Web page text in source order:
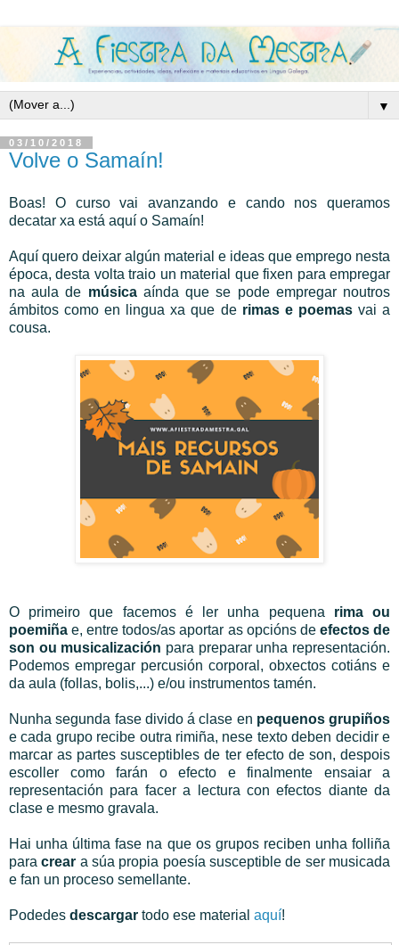
▼
03/10/2018
Volve o Samaín!
Boas! O curso vai avanzando e cando nos queramos
decatar xa está aquí o Samaín!
Aquí quero deixar algún material e ideas que emprego nesta
época, desta volta traio un material que fixen para empregar
na aula de músicaaínda que se pode empregar noutros
ámbitos como en lingua xa que derimas e poemasvai a
cousa.
O primeiro que facemos é ler unha pequena rima ou
poemiña e, entre todos/as aportar as opcións de efectos de
son ou musicalización para preparar unha representación.
Podemos empregar percusión corporal, obxectos cotiáns e
da aula (follas, bolis,...) e/ou instrumentos tamén.
Nunha segunda fase divido á clase en pequenos grupiños
e cada grupo recibe outra rimiña, nese texto deben decidir e
marcar as partes susceptibles de ter efecto de son, despois
escoller como farán o efecto e finalmente ensaiar a
representación para facer a lectura con efectos diante da
clase e mesmo gravala.
Hai unha última fase na que os grupos reciben unha folliña
paracrear a súa propia poesía susceptible de ser musicada
e fan un proceso semellante.
Podedes descargar todo ese material aquí!